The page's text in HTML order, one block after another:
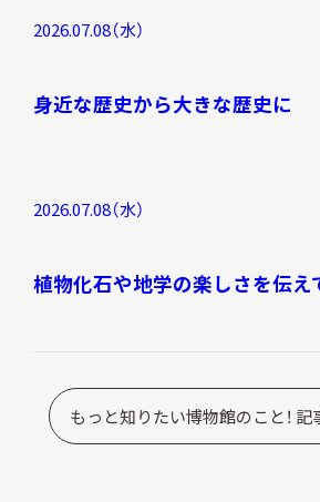
2026.07.08（水）
身近な歴史から大きな歴史に
2026.07.08（水）
植物化石や地学の楽しさを伝え
もっと知りたい博物館のこと！ 記